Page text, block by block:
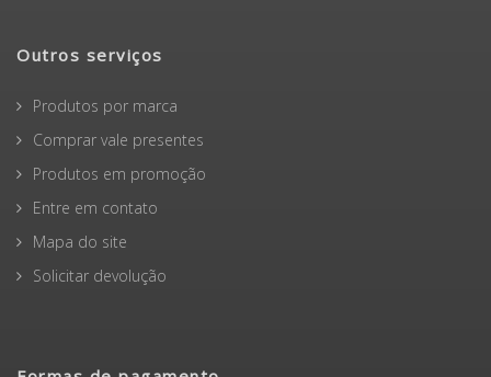
Outros serviços
Produtos por marca
Comprar vale presentes
Produtos em promoção
Entre em contato
Mapa do site
Solicitar devolução